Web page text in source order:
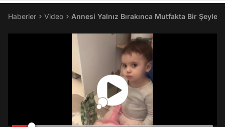
Haberler Video Annesi Yalnız Bırakınca Mutfakta Bir Şeyler